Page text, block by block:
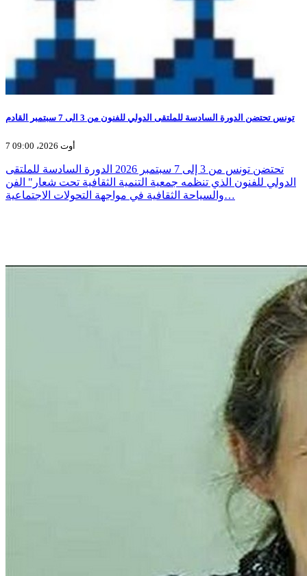
تونس تحتضن الدورة السادسة للملتقى الدولي للفنون من 3 الى 7 سبتمبر القادم
7 أوت 2026، 09:00
تحتضن تونس من 3 إلى 7 سبتمبر 2026 الدورة السادسة للملتقى
الدولي للفنون الذي تنظمه جمعية التنمية الثقافية تحت شعار" الفن
والسياحة الثقافية في مواجهة التحولات الاجتماعية…